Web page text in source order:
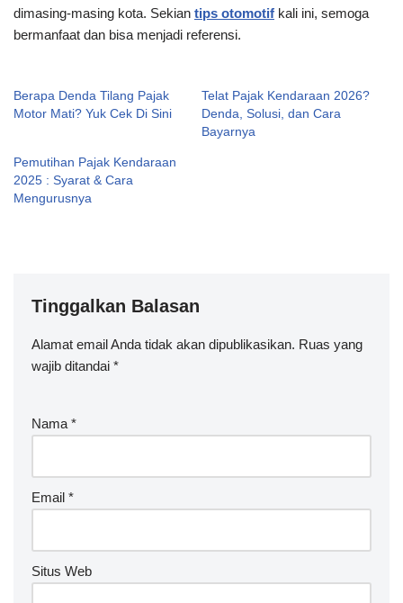
dimasing-masing kota. Sekian tips otomotif kali ini, semoga
bermanfaat dan bisa menjadi referensi.
Berapa Denda Tilang Pajak
Motor Mati? Yuk Cek Di Sini
Telat Pajak Kendaraan 2026?
Denda, Solusi, dan Cara
Bayarnya
Pemutihan Pajak Kendaraan
2025 : Syarat & Cara
Mengurusnya
Tinggalkan Balasan
Alamat email Anda tidak akan dipublikasikan. Ruas yang
wajib ditandai *
Nama *
Email *
Situs Web
A
lt
n
ti
v